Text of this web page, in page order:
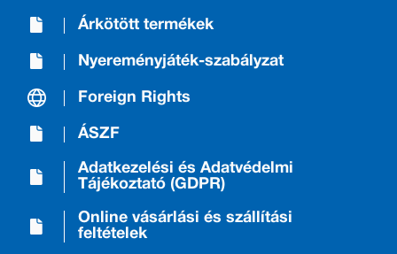
Árkötött termékek
Nyereményjáték-szabályzat
Foreign Rights
ÁSZF
Adatkezelési és Adatvédelmi
Tájékoztató (GDPR)
Online vásárlási és szállítási
feltételek